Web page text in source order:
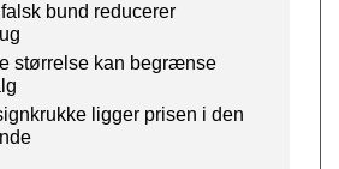
bund reducerer
størrelse kan begrænse
ligger prisen i den